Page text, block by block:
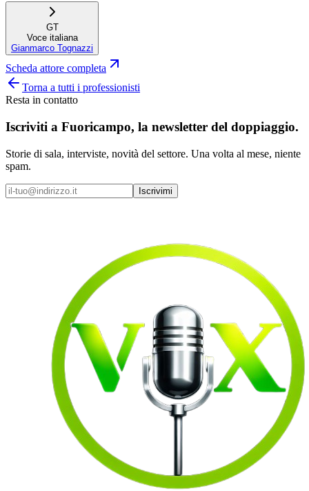
GT
Voce italiana
Gianmarco Tognazzi
Scheda attore completa
Torna a tutti i professionisti
Resta in contatto
Iscriviti a Fuoricampo, la newsletter del doppiaggio.
Storie di sala, interviste, novità del settore. Una volta al mese, niente
spam.
Iscrivimi